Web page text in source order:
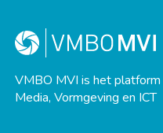
VMBO MVI is het
Media, Vormgeving en ICT